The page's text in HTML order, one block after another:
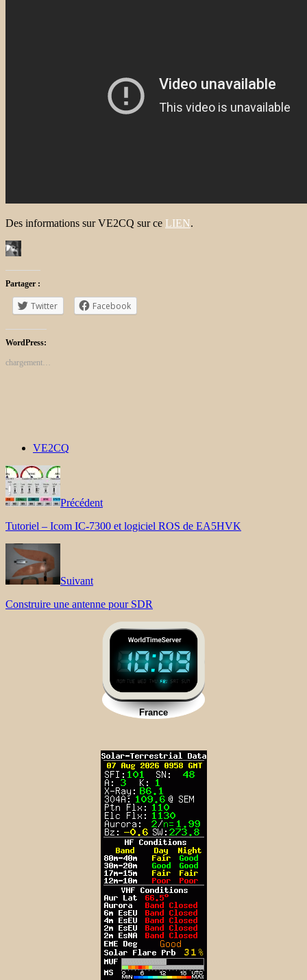
Des informations sur VE2CQ sur ce LIEN.
Partager :
Twitter Facebook
WordPress:
chargement…
VE2CQ
Précédent
Tutoriel – Icom IC-7300 et logiciel ROS de EA5HVK
Suivant
Construire une antenne pour SDR